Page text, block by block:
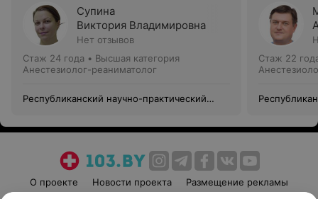
Супина
Виктория Владимировна
Нет отзывов
Стаж 24 года • Высшая категория
Анестезиолог-реаниматолог
Республиканский научно-практический
Стаж 22
О проекте Новости проекта
Размещение рекламы